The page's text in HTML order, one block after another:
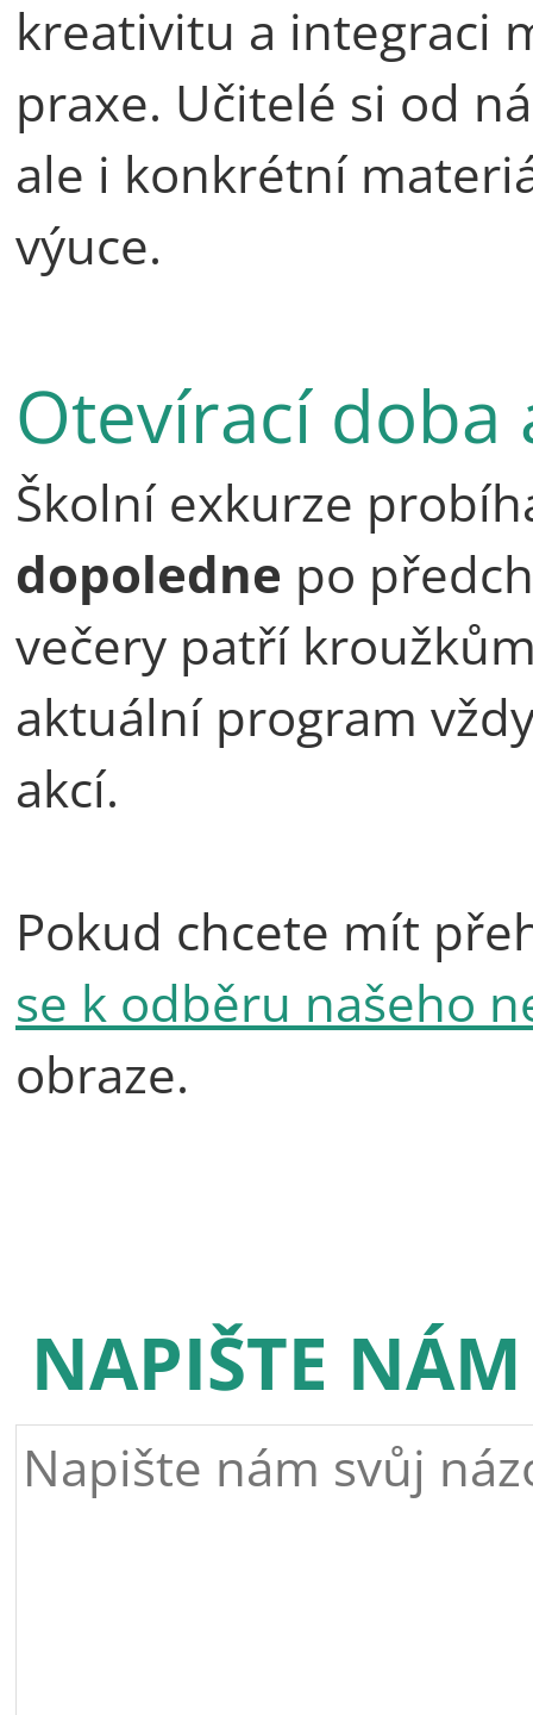
kreativitu a integraci
praxe. Učitelé si od
ale i konkrétní
výuce.
Otevírací doba
Školní exkurze
dopoledne po
večery patří
aktuální program
akcí.
Pokud chcete mít
se k odběru našeho
obraze.
NAPIŠTE NÁM